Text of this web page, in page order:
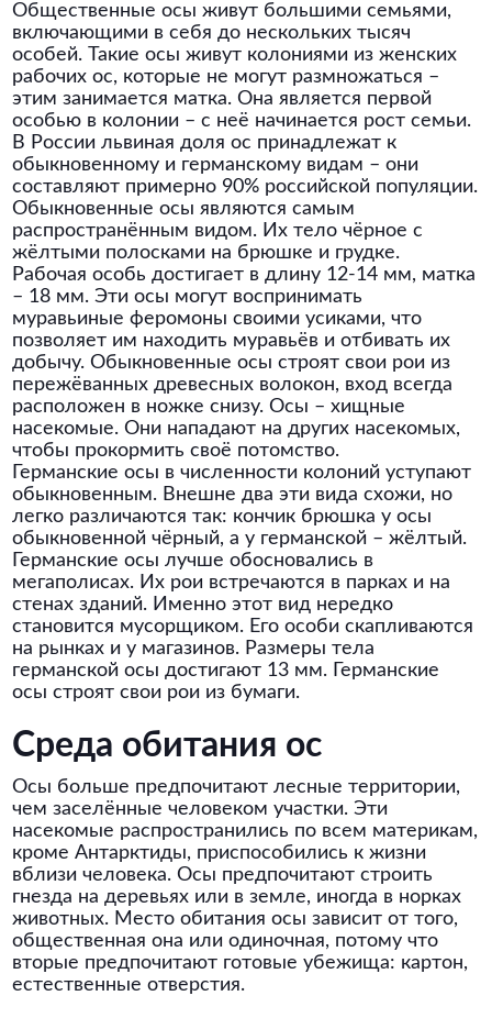
Общественные осы живут большими семьями,
включающими в себя до нескольких тысяч
особей. Такие осы живут колониями из женских
рабочих ос, которые не могут размножаться –
этим занимается матка. Она является первой
особью в колонии – с неё начинается рост семьи.
В России львиная доля ос принадлежат к
обыкновенному и германскому видам – они
составляют примерно 90% российской популяции.
Обыкновенные осы являются самым
распространённым видом. Их тело чёрное с
жёлтыми полосками на брюшке и грудке.
Рабочая особь достигает в длину 12-14 мм, матка
– 18 мм. Эти осы могут воспринимать
муравьиные феромоны своими усиками, что
позволяет им находить муравьёв и отбивать их
добычу. Обыкновенные осы строят свои рои из
пережёванных древесных волокон, вход всегда
расположен в ножке снизу. Осы – хищные
насекомые. Они нападают на других насекомых,
чтобы прокормить своё потомство.
Германские осы в численности колоний уступают
обыкновенным. Внешне два эти вида схожи, но
легко различаются так: кончик брюшка у осы
обыкновенной чёрный, а у германской – жёлтый.
Германские осы лучше обосновались в
мегаполисах. Их рои встречаются в парках и на
стенах зданий. Именно этот вид нередко
становится мусорщиком. Его особи скапливаются
на рынках и у магазинов. Размеры тела
германской осы достигают 13 мм. Германские
осы строят свои рои из бумаги.
Среда обитания ос
Осы больше предпочитают лесные территории,
чем заселённые человеком участки. Эти
насекомые распространились по всем материкам,
кроме Антарктиды, приспособились к жизни
вблизи человека. Осы предпочитают строить
гнезда на деревьях или в земле, иногда в норках
животных. Место обитания осы зависит от того,
общественная она или одиночная, потому что
вторые предпочитают готовые убежища: картон,
естественные отверстия.